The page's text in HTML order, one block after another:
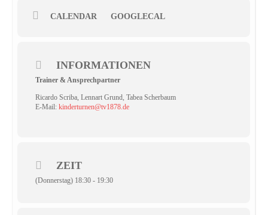
CALENDAR GOOGLECAL
INFORMATIONEN
Trainer & Ansprechpartner
Ricardo Scriba, Lennart Grund, Tabea Scherbaum
E-Mail: kinderturnen@tv1878.de
ZEIT
(Donnerstag) 18:30 - 19:30